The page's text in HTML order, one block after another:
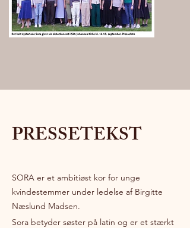
PRESSETEKST
SORA er et ambitiøst kor for unge
kvindestemmer under ledelse af Birgitte
Næslund Madsen.
Sora betyder søster på latin og er et stærkt